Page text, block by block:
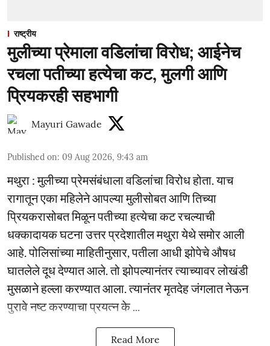
राष्ट्रीय
मुलीच्या प्रेमाला वडिलांचा विरोध; आईनेच
रचला पतीच्या हत्येचा कट, मुलगी आणि
प्रियकरही सहभागी
Mayuri Gawade
Published on: 09 Aug 2026, 9:43 am
मथुरा : मुलीच्या प्रेमसंबंधाला वडिलांचा विरोध होता. याच
रागातून एका महिलेने आपल्या मुलीसोबत आणि तिच्या
प्रियकरासोबत मिळून पतीच्या हत्येचा कट रचल्याची
धक्कादायक घटना उत्तर प्रदेशातील मथुरा येथे समोर आली
आहे. पोलिसांच्या माहितीनुसार, पतीला आधी झोपेचे औषध
घातलेले दूध देण्यात आले. तो झोपल्यानंतर त्याच्यावर लोखंडी
मुसळाने हल्ला करण्यात आला. त्यानंतर मृतदेह जंगलात नेऊन
पुरावे नष्ट करण्याचा प्रयत्न के ...
Read More